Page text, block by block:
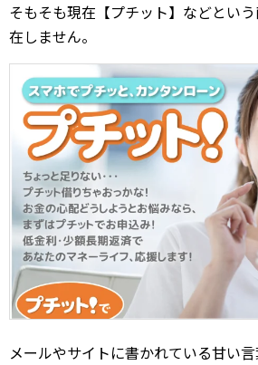
そもそも現在【プチット】などとい
在しません。
メールやサイトに書かれている甘い言